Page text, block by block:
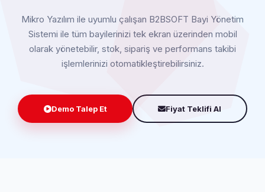
Mikro Yazılım ile uyumlu çalışan B2BSOFT Bayi Yönetim
Sistemi ile tüm bayilerinizi tek ekran üzerinden mobil
olarak yönetebilir, stok, sipariş ve performans takibi
işlemlerinizi otomatikleştirebilirsiniz.
Demo Talep Et Fiyat Teklifi Al